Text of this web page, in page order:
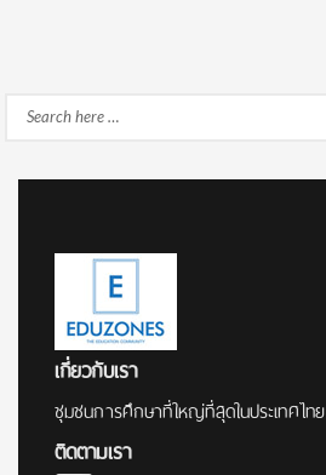
Search
เกี่ยวกับเรา
ชุมชนการศึกษาที่ใหญ่ที่สุดในประเทศไทย
ติดตามเรา